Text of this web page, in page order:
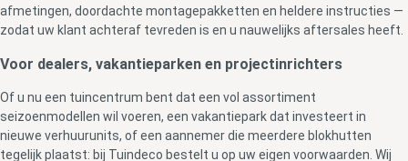
afmetingen, doordachte montagepakketten en heldere instructies —
zodat uw klant achteraf tevreden is en u nauwelijks aftersales heeft.
Voor dealers, vakantieparken en projectinrichters
Of u nu een tuincentrum bent dat een vol assortiment
seizoenmodellen wil voeren, een vakantiepark dat investeert in
nieuwe verhuurunits, of een aannemer die meerdere blokhutten
tegelijk plaatst: bij Tuindeco bestelt u op uw eigen voorwaarden. Wij